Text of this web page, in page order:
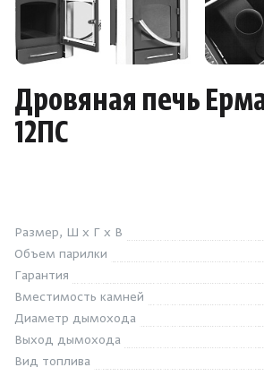
Интерьер
Лёдогенераторы
Краны
Дровяная печь
12ПС
Размер, Ш x Г x В
Объем парилки
Гарантия
Вместимость камней
Диаметр дымохода
Выход дымохода
Вид топлива